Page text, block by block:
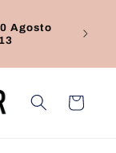
Agosto
Carrello